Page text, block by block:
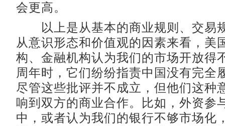
会更高。
以上是从基本的商业规则、交易
从意识形态和价值观的因素来看，美
构、金融机构认为我们的市场开放得
周年时，它们纷纷指责中国没有完全
尽管这些批评并不成立，但他们这种
响到双方的商业合作。比如，外资参
中，或者认为我们的银行不够市场化